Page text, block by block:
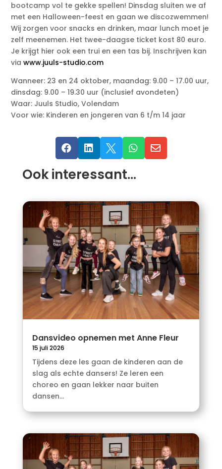
bootcamp vol te gekke spellen! Dinsdag sluiten we af
met een Halloween-feest en gaan we discozwemmen!
Wij zorgen voor snacks en drinken, maar lunch moet je
zelf meenemen. Het twee-daagse ticket kost 80 euro.
Je krijgt hier ook een trui en een tas bij. Inschrijven kan
viawww.juuls-studio.com
Wanneer: 23 en 24 oktober, maandag: 9.00 – 17.00 uur,
dinsdag: 9.00 – 19.30 uur (inclusief avondeten)
Waar: Juuls Studio, Volendam
Voor wie: Kinderen en jongeren van 6 t/m 14 jaar
    
Ook interessant…
Dansvideo opnemen met Anne Fleur
15 juli 2026
Tijdens deze les gaan de kinderen aan de
slag als echte dansers! Ze leren een
choreo en gaan lekker naar buiten
dansen...